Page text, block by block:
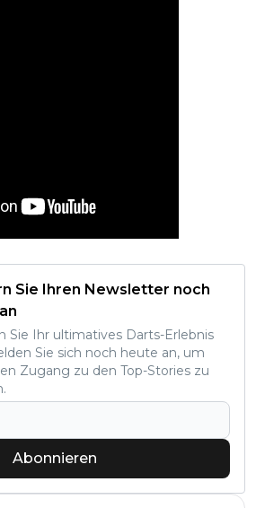
Sie Ihren Newsletter noch
Sie Ihr ultimatives Darts-Erlebnis
Sie sich noch heute an, um
Zugang zu den Top-Stories zu
Abonnieren